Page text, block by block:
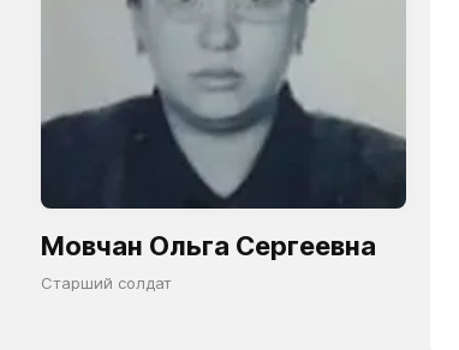
Мовчан Ольга Сергеевна
Старший солдат